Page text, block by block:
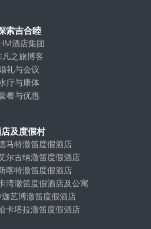
索吉合睦
酒店集团
凡之旅博客
礼与会议
疗与康体
餐与优惠
及度假村
马特澈笛度假酒店
尔古纳澈笛度假酒店
喀特澈笛度假酒店
湾澈笛度假酒店及公寓
迦艺博澈笛度假酒店
卡塔拉澈笛度假酒店